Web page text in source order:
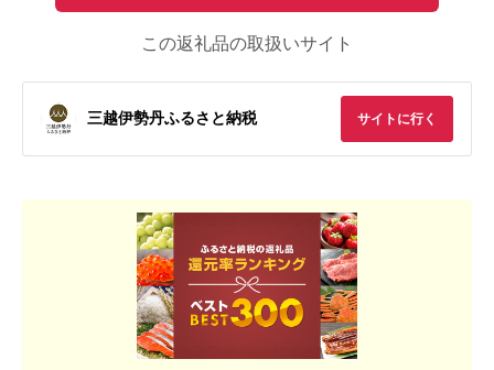
この返礼品の取扱いサイト
三越伊勢丹ふるさと納税 サイトに行く